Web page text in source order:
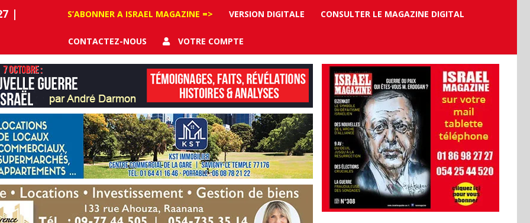
|
S’ABONNER A ISRAEL MAGAZINE => VERSION DIGITALE CONSULTER LE MAGAZINE DIGITAL
CONTACTEZ-NOUS VOTRE COMPTE